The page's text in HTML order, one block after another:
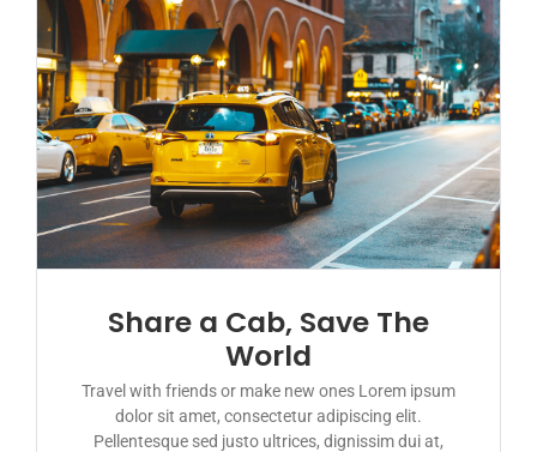
Share a Cab, Save The
World
Travel with friends or make new ones Lorem ipsum
dolor sit amet, consectetur adipiscing elit.
Pellentesque sed justo ultrices, dignissim dui at,